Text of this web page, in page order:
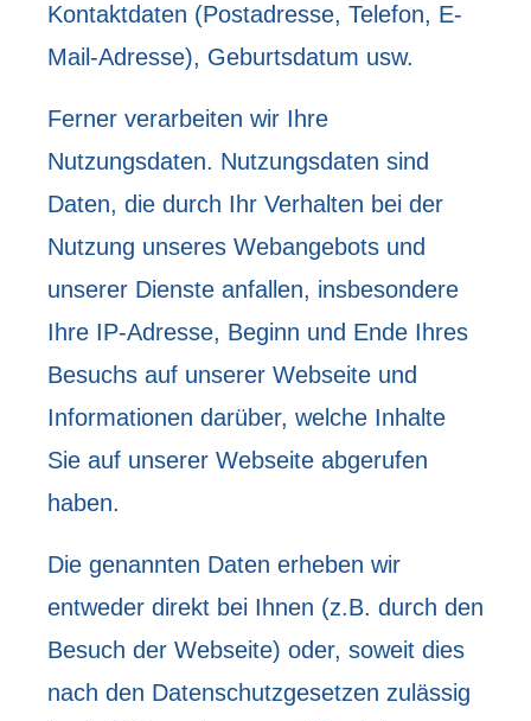
Kontaktdaten (Postadresse, Telefon, E-
Mail-Adresse), Geburts­datum usw.
Ferner verarbeiten wir Ihre
Nutzungsdaten. Nutzungsdaten sind
Daten, die durch Ihr Verhalten bei der
Nutzung unseres Webangebots und
unserer Dienste anfallen, insbesondere
Ihre IP-Adresse, Beginn und Ende Ihres
Besuchs auf unserer Webseite und
Informationen darüber, welche Inhalte
Sie auf unserer Webseite abgerufen
haben.
Die genannten Daten erheben wir
entweder direkt bei Ihnen (z.B. durch den
Besuch der Webseite) oder, soweit dies
nach den Datenschutzgesetzen zulässig